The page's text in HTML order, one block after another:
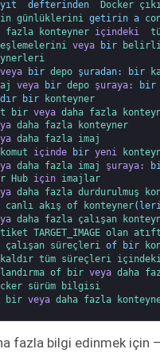
defterinden Docker
günlüklerini getirin a
fazla konteyner içindeki
eşlemelerini veya bir
veya bir depo şuradan: bir
veya bir depo şuraya:
bir
bir
konteyner
bir veya daha fazla
daha fazla
konteyner
daha fazla imaj
komut içinde bir yeni
daha fazla imaj şuraya:
Hub için
imajlar
daha fazla durdurulmuş
canlı akış of konteyner(
daha fazla çalışan
TARGET_IMAGE olan
çalışan süreçleri of bir
kaldır tüm süreçleri
of bir veya daha
sürüm
bilgisi
bir veya daha fazla
fazla bilgi edinmek için